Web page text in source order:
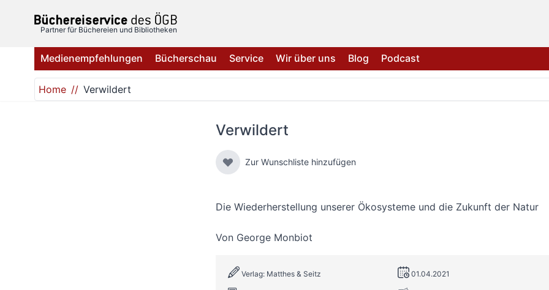
Partner für Büchereien und Bibliotheken
Medienempfehlungen Bücherschau Service Wir über uns Blog Podcast
Home Verwildert
Verwildert
Zur Wunschliste hinzufügen
Die Wiederherstellung unserer Ökosysteme und die Zukunft der Natur
Von George Monbiot
Verlag: Matthes & Seitz 01.04.2021